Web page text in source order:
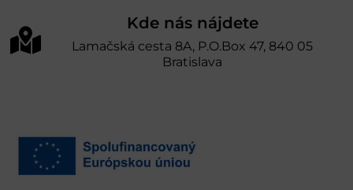
Kde nás nájdete
Lamačská cesta 8A, P.O.Box 47, 840 05
Bratislava